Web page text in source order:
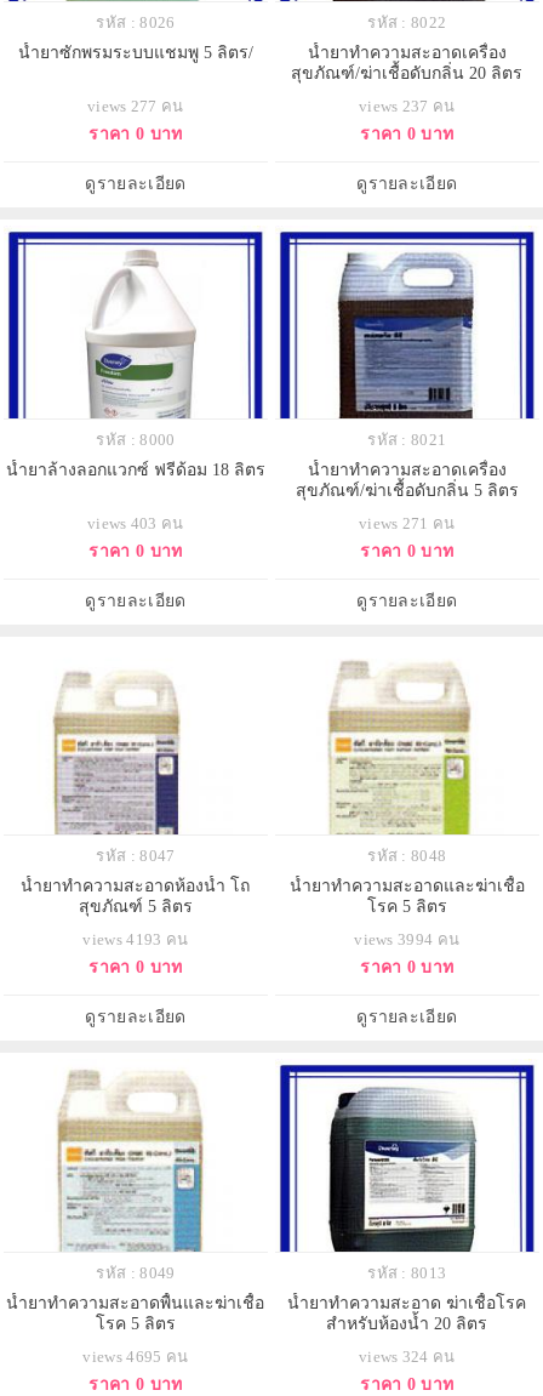
รหัส : 8026
น้ำยาซักพรมระบบแชมพู 5 ลิตร/
views 277 คน
ราคา 0 บาท
ดูรายละเอียด
รหัส : 8022
น้ำยาทำความสะอาดเครื่อง
สุขภัณฑ์/ฆ่าเชื้อดับกลิ่น 20 ลิตร
views 237 คน
ราคา 0 บาท
ดูรายละเอียด
รหัส : 8000
น้ำยาล้างลอกแวกซ์ ฟรีด้อม 18 ลิตร
views 403 คน
ราคา 0 บาท
ดูรายละเอียด
รหัส : 8021
น้ำยาทำความสะอาดเครื่อง
สุขภัณฑ์/ฆ่าเชื้อดับกลิ่น 5 ลิตร
views 271 คน
ราคา 0 บาท
ดูรายละเอียด
รหัส : 8047
น้ำยาทำความสะอาดห้องน้ำ โถ
สุขภัณฑ์ 5 ลิตร
views 4193 คน
ราคา 0 บาท
ดูรายละเอียด
รหัส : 8048
น้ำยาทำความสะอาดและฆ่าเชื้อ
โรค 5 ลิตร
views 3994 คน
ราคา 0 บาท
ดูรายละเอียด
รหัส : 8049
น้ำยาทำความสะอาดพื้นและฆ่าเชื้อ
โรค 5 ลิตร
views 4695 คน
ราคา 0 บาท
รหัส : 8013
น้ำยาทำความสะอาด ฆ่าเชื้อโรค
สำหรับห้องน้ำ 20 ลิตร
views 324 คน
ราคา 0 บาท